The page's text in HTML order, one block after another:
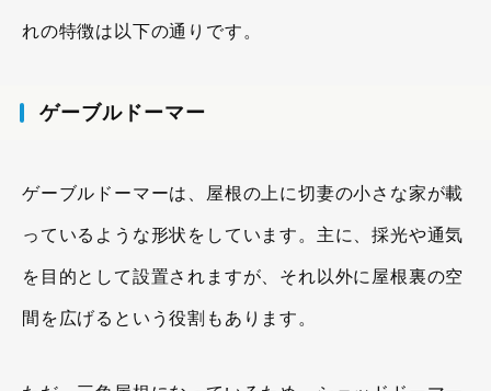
れの特徴は以下の通りです。
ゲーブルドーマー
ゲーブルドーマーは、屋根の上に切妻の小さな家が載
っているような形状をしています。主に、採光や通気
を目的として設置されますが、それ以外に屋根裏の空
間を広げるという役割もあります。